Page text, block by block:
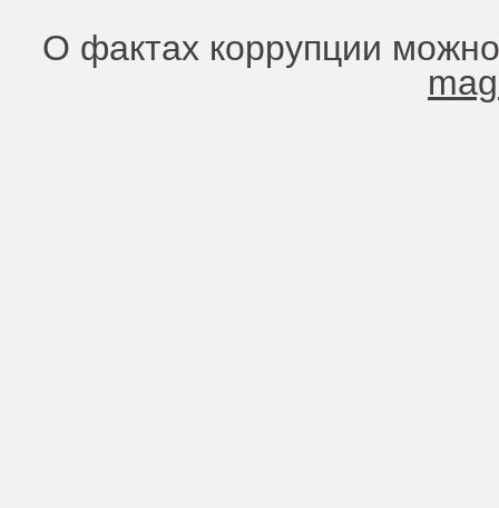
О фактах коррупции